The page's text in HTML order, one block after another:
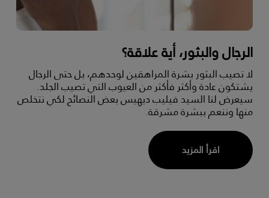
الرجال والبثور، أية علاقة؟
لا تصيب البثور بشرة المراهقين لوحدهم، بل حتى الرجال
يشتكون عادة وأكثر فأكثر من العيوب التي تصيب الجلد.
سيعرض لنا السيد فيليب ديهيس بعض النصائح لكي نتخلص
منها وننعم ببشرة مشرقة.
اقرأ المزيد